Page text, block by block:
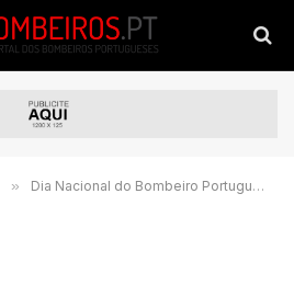
» Dia Nacional do Bombeiro Português comemorado hoje em Leiria